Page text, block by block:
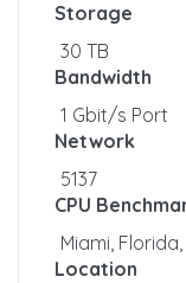
Storage
30 TB
Bandwidth
1 Gbit/s Port
Network
5137
CPU
Miami, Florida,
Location